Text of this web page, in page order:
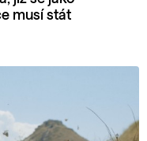
musí stát